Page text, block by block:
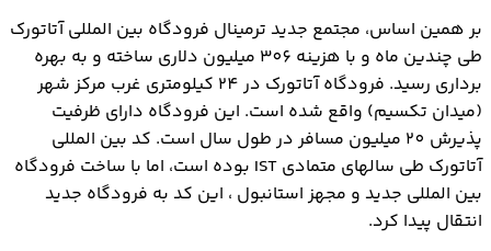
بر همین اساس، مجتمع جدید ترمینال فرودگاه بین المللی آتاتورک
طی چندین ماه و با هزینه 306 میلیون دلاری ساخته و به بهره
برداری رسید. فرودگاه آتاتورک در 24 کیلومتری غرب مرکز شهر
(میدان تکسیم) واقع شده است. این فرودگاه دارای ظرفیت
پذیرش 20 میلیون مسافر در طول سال است. کد بین المللی
آتاتورک طی سالهای متمادی IST بوده است، اما با ساخت فرودگاه
بین المللی جدید و مجهز استانبول ، این کد به فرودگاه جدید
انتقال پیدا کرد.